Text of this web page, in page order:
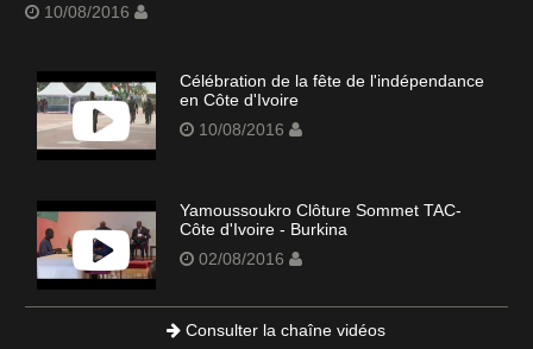
10/08/2016
Célébration de la fête de l'indépendance
en Côte d'Ivoire
10/08/2016
Yamoussoukro Clôture Sommet TAC-
Côte d'Ivoire - Burkina
02/08/2016
Consulter la chaîne vidéos